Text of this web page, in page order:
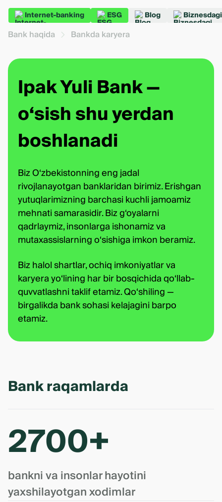
Internet-banking ESG Blog
Bank haqida Bankda karyera
Ipak Yuli Bank —
o‘sish shu yerdan
boshlanadi
Biz O‘zbekistonning eng jadal
rivojlanayotgan banklaridan birimiz. Erishgan
yutuqlarimizning barchasi kuchli jamoamiz
mehnati samarasidir. Biz g‘oyalarni
qadrlaymiz, insonlarga ishonamiz va
mutaxassislarning o‘sishiga imkon beramiz.
Biz halol shartlar, ochiq imkoniyatlar va
karyera yo‘lining har bir bosqichida qo‘llab-
quvvatlashni taklif etamiz. Qo‘shiling —
birgalikda bank sohasi kelajagini barpo
etamiz.
Bank raqamlarda
2700+
bankni va insonlar hayotini
yaxshilayotgan xodimlar